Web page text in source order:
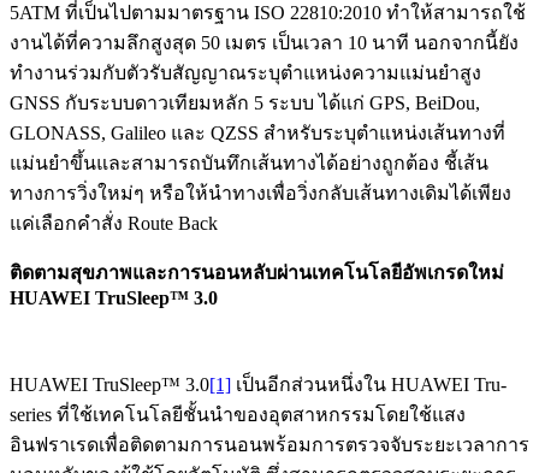
5ATM ที่เป็นไปตามมาตรฐาน ISO 22810:2010 ทำให้สามารถใช้
งานได้ที่ความลึกสูงสุด 50 เมตร เป็นเวลา 10 นาที นอกจากนี้ยัง
ทำงานร่วมกับตัวรับสัญญาณระบุตำแหน่งความแม่นยำสูง
GNSS กับระบบดาวเทียมหลัก 5 ระบบ ได้แก่ GPS, BeiDou,
GLONASS, Galileo และ QZSS สำหรับระบุตำแหน่งเส้นทางที่
แม่นยำขึ้นและสามารถบันทึกเส้นทางได้อย่างถูกต้อง ชี้เส้น
ทางการวิ่งใหม่ๆ หรือให้นำทางเพื่อวิ่งกลับเส้นทางเดิมได้เพียง
แค่เลือกคำสั่ง Route Back
ติดตามสุขภาพและการนอนหลับผ่านเทคโนโลยีอัพเกรดใหม่
HUAWEI TruSleep™ 3.0
HUAWEI TruSleep™ 3.0[1] เป็นอีกส่วนหนึ่งใน HUAWEI Tru-
series ที่ใช้เทคโนโลยีชั้นนำของอุตสาหกรรมโดยใช้แสง
อินฟราเรดเพื่อติดตามการนอนพร้อมการตรวจจับระยะเวลาการ